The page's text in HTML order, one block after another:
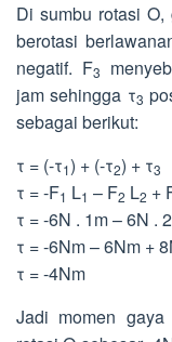
Di sumbu rotasi O,
berotasi
negatif. F3
jam sehingga τ3
sebagai berikut:
τ = (-τ1) + (-τ2) + τ3
τ = -F1 L1 – F2 L2 +
τ = -6N . 1m – 6N .
τ = -6Nm – 6Nm +
τ = -4Nm
Jadi momen